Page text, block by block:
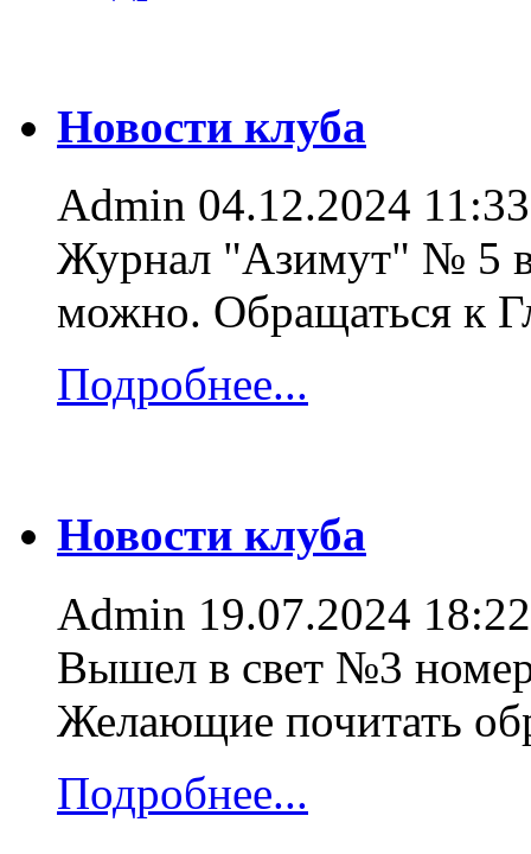
Новости клуба
Admin 04.12.2024 11:33
Журнал "Азимут" № 5
можно. Обращаться к
Подробнее...
Новости клуба
Admin 19.07.2024 18:22
Вышел в свет №3
Желающие почитать
Подробнее...